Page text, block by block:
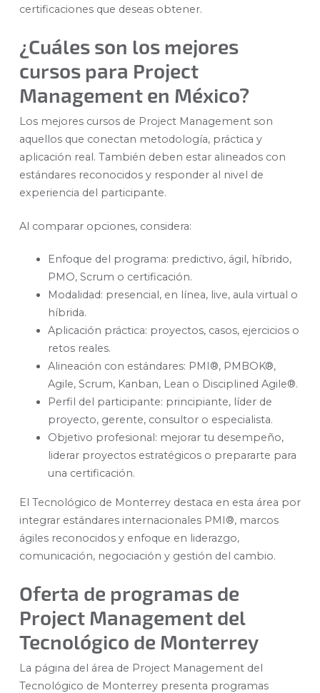
certificaciones que deseas obtener.
¿Cuáles son los mejores
cursos para Project
Management en México?
Los mejores cursos de Project Management son
aquellos que conectan metodología, práctica y
aplicación real. También deben estar alineados con
estándares reconocidos y responder al nivel de
experiencia del participante.
Al comparar opciones, considera:
Enfoque del programa: predictivo, ágil, híbrido,
PMO, Scrum o certificación.
Modalidad: presencial, en línea, live, aula virtual o
híbrida.
Aplicación práctica: proyectos, casos, ejercicios o
retos reales.
Alineación con estándares: PMI®, PMBOK®,
Agile, Scrum, Kanban, Lean o Disciplined Agile®.
Perfil del participante: principiante, líder de
proyecto, gerente, consultor o especialista.
Objetivo profesional: mejorar tu desempeño,
liderar proyectos estratégicos o prepararte para
una certificación.
El Tecnológico de Monterrey destaca en esta área por
integrar estándares internacionales PMI®, marcos
ágiles reconocidos y enfoque en liderazgo,
comunicación, negociación y gestión del cambio.
Oferta de programas de
Project Management del
Tecnológico de Monterrey
La página del área de Project Management del
Tecnológico de Monterrey presenta programas